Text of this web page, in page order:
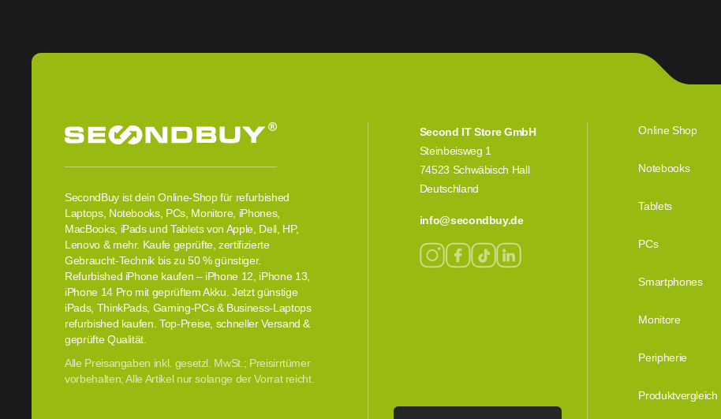
SecondBuy ist dein Online-Shop für refurbished
Laptops, Notebooks, PCs, Monitore, iPhones,
MacBooks, iPads und Tablets von Apple, Dell, HP,
Lenovo & mehr. Kaufe geprüfte, zertifizierte
Gebraucht-Technik bis zu 50 % günstiger.
Refurbished iPhone kaufen – iPhone 12, iPhone 13,
iPhone 14 Pro mit geprüftem Akku. Jetzt günstige
iPads, ThinkPads, Gaming-PCs & Business-Laptops
refurbished kaufen. Top-Preise, schneller Versand &
geprüfte Qualität.
Alle Preisangaben inkl. gesetzl. MwSt.; Preisirrtümer
vorbehalten; Alle Artikel nur solange der Vorrat reicht.
Second IT Store GmbH
Steinbeisweg 1
74523 Schwäbisch Hall
Deutschland
info@secondbuy.de
Online Shop
Notebooks
Tablets
PCs
Smartphones
Monitore
Peripherie
Produktvergleich